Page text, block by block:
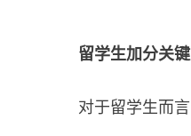
留学生加分关
对于留学生而